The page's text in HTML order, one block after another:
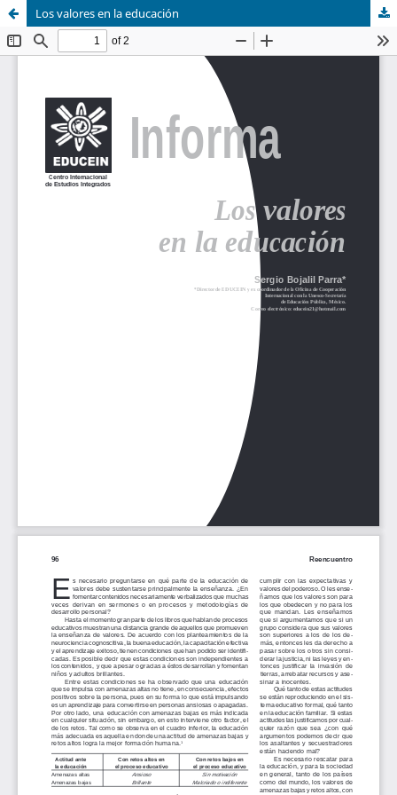
Los valores en la educación